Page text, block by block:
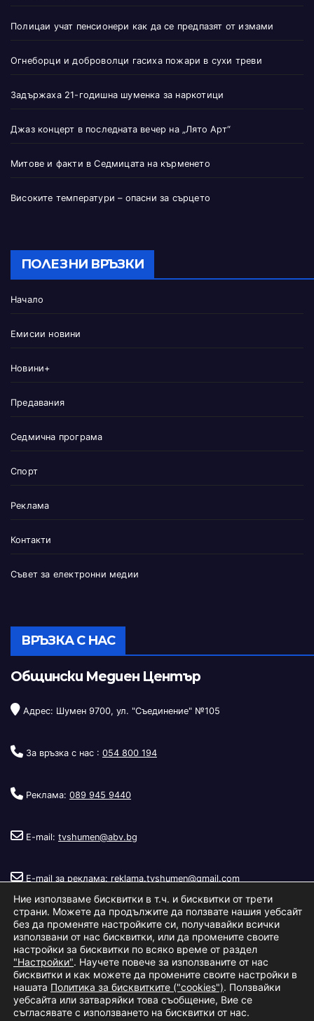
Полицаи учат пенсионери как да се предпазят от измами
Огнеборци и доброволци гасиха пожари в сухи треви
Задържаха 21-годишна шуменка за наркотици
Джаз концерт в последната вечер на „Лято Арт“
Митове и факти в Седмицата на кърменето
Високите температури – опасни за сърцето
ПОЛЕЗНИ ВРЪЗКИ
Начало
Емисии новини
Новини+
Предавания
Седмична програма
Спорт
Реклама
Контакти
Съвет за електронни медии
ВРЪЗКА С НАС
Общински Медиен Център
Адрес: Шумен 9700, ул. "Съединение" №105
За връзка с нас : 054 800 194
Реклама: 089 945 9440
E-mail: tvshumen@abv.bg
E-mail за реклама: reklama.tvshumen@gmail.com
Copyright © 2026Телевизия Шумен.|Изработка: S.I.T Solutions
Ltd.
За насРекламаУсловия за ползване
Ние използваме бисквитки в т.ч. и бисквитки от трети
страни. Можете да продължите да ползвате нашия уебсайт
без да променяте настройките си, получавайки всички
използвани от нас бисквитки, или да промените своите
настройки за бисквитки по всяко време от раздел
"Настройки". Научете повече за използваните от нас
бисквитки и как можете да промените своите настройки в
нашата Политика за бисквитките ("cookies"). Ползвайки
уебсайта или затваряйки това съобщение, Вие се
съгласявате с използването на бисквитки от нас.